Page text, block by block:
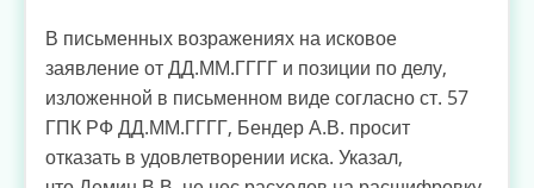
В письменных возражениях на исковое
заявление от ДД.ММ.ГГГГ и позиции по делу,
изложенной в письменном виде согласно ст. 57
ГПК РФ ДД.ММ.ГГГГ, Бендер А.В. просит
отказать в удовлетворении иска. Указал,